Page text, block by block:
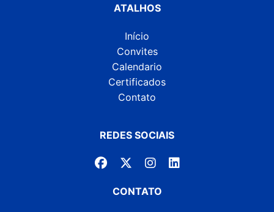
ATALHOS
Início
Convites
Calendario
Certificados
Contato
REDES SOCIAIS
CONTATO